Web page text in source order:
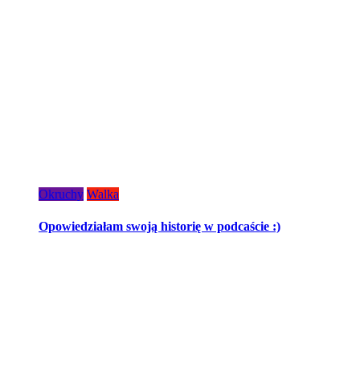
Okruchy Walka
Opowiedziałam swoją historię w podcaście :)